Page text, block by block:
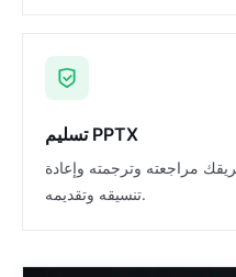
تسليم PPTX
مراجعته وترجمته وإعادة
تنسيقه وتقديمه.